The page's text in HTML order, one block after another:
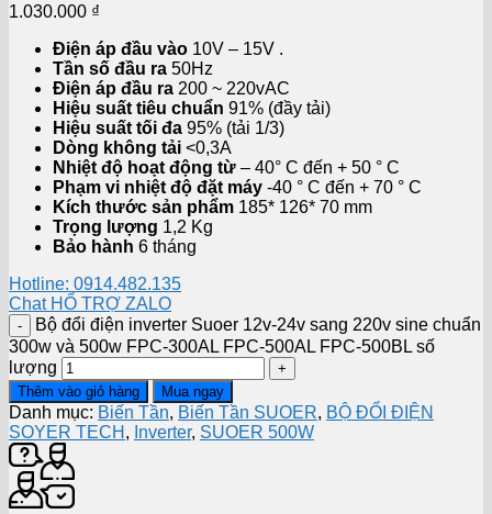
1.030.000 ₫
Điện áp đầu vào 10V – 15V .
Tần số đầu ra 50Hz
Điện áp đầu ra 200 ~ 220vAC
Hiệu suất tiêu chuẩn 91% (đầy tải)
Hiệu suất tối đa 95% (tải 1/3)
Dòng không tải <0,3A
Nhiệt độ hoạt động từ – 40° C đến + 50 ° C
Phạm vi nhiệt độ đặt máy -40 ° C đến + 70 ° C
Kích thước sản phẩm 185* 126* 70 mm
Trọng lượng 1,2 Kg
Bảo hành 6 tháng
Hotline: 0914.482.135
Chat HỔ TRỢ ZALO
Bộ đổi điện inverter Suoer 12v-24v sang 220v sine chuẩn
300w và 500w FPC-300AL FPC-500AL FPC-500BL số
lượng
Thêm vào giỏ hàng Mua ngay
Danh mục: Biến Tần, Biến Tần SUOER, BỘ ĐỔI ĐIỆN
SOYER TECH , Inverter, SUOER 500W